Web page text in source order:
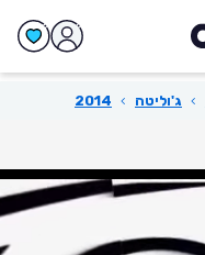
› ג'וליטה ›
2014